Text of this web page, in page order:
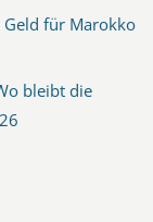
Geld für Marokko
bleibt die